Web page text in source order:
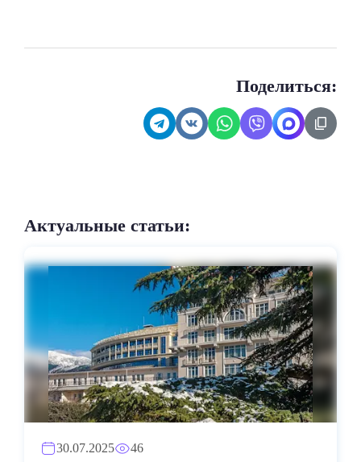
Поделиться:
Актуальные статьи:
30.07.2025 46